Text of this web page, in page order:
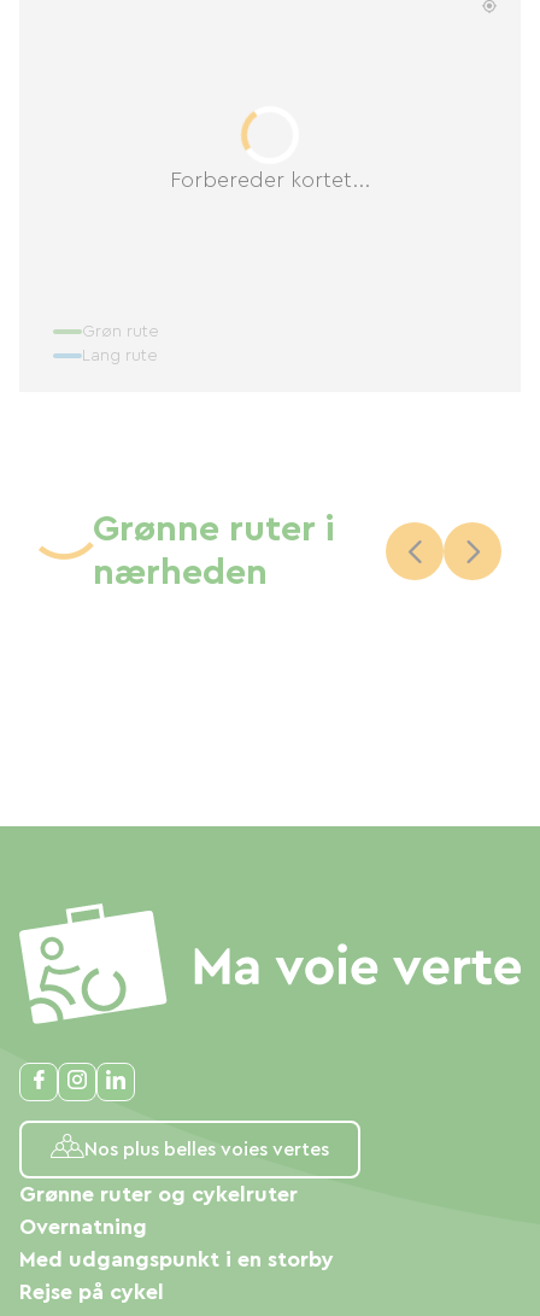
Forbereder kortet...
Grøn rute
Lang rute
Grønne ruter i
nærheden
Nos plus belles voies vertes
Grønne ruter og cykelruter
Overnatning
Med udgangspunkt i en storby
Rejse på cykel